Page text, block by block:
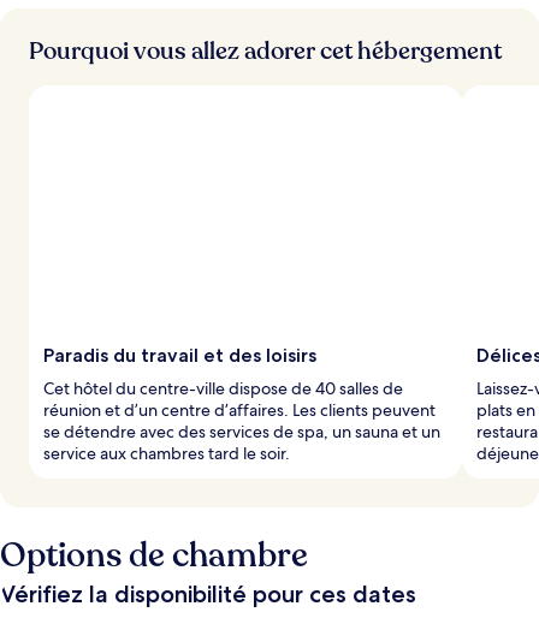
Pourquoi vous allez adorer cet hébergement
Paradis du travail et des loisirs
Cet hôtel du centre-ville dispose de 40 salles de
réunion et d’un centre d’affaires. Les clients peuvent
se détendre avec des services de spa, un sauna et un
service aux chambres tard le soir.
plats
Options de chambre
Vérifiez la disponibilité pour ces dates